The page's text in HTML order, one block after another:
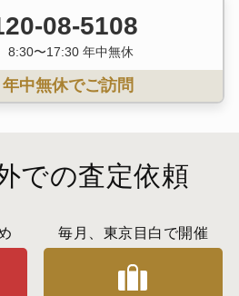
08-5108
8:30〜17:30 年中無休
中無休でご訪問
での査定依頼
毎月、東京目白で開催